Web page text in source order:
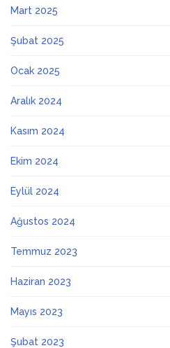
Mart 2025
Şubat 2025
Ocak 2025
Aralık 2024
Kasım 2024
Ekim 2024
Eylül 2024
Ağustos 2024
Temmuz 2023
Haziran 2023
Mayıs 2023
Şubat 2023